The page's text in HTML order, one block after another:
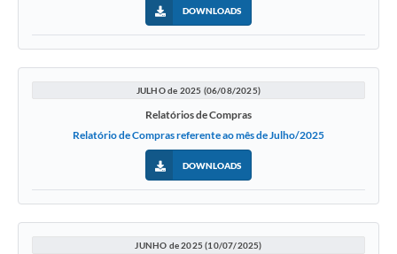
DOWNLOADS
JULHO de 2025 (06/08/2025)
Relatórios de Compras
Relatório de Compras referente ao mês de Julho/2025
DOWNLOADS
JUNHO de 2025 (10/07/2025)